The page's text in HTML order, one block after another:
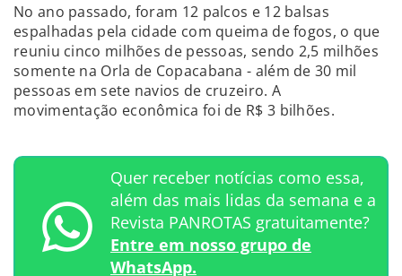
No ano passado, foram 12 palcos e 12 balsas
espalhadas pela cidade com queima de fogos, o que
reuniu cinco milhões de pessoas, sendo 2,5 milhões
somente na Orla de Copacabana - além de 30 mil
pessoas em sete navios de cruzeiro. A
movimentação econômica foi de R$ 3 bilhões.
Quer receber notícias como essa,
além das mais lidas da semana e a
Revista PANROTAS gratuitamente?
Entre em nosso grupo de
WhatsApp.